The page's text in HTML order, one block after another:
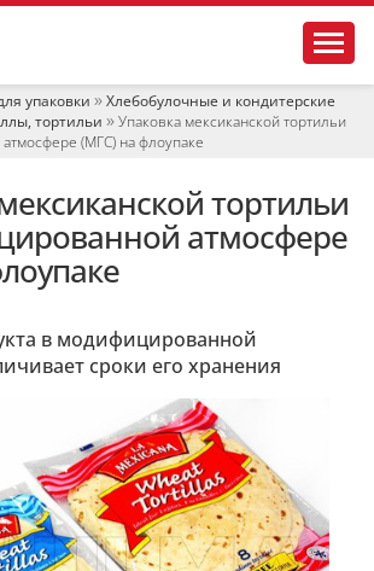
упаковки
Хлебобулочные и кондитерские
тортильи
Упаковка мексиканской тортильи
(МГС) на флоупаке
тортильи
атмосфере
в модифицированной
сроки его хранения